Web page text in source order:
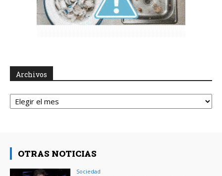
Archivos
Archivos
OTRAS NOTICIAS
Sociedad